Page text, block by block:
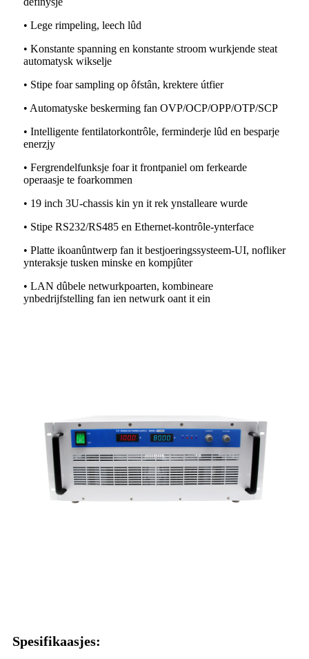
• Lege rimpeling, leech lûd
• Konstante spanning en konstante stroom wurkjende steat
automatysk wikselje
• Stipe foar sampling op ôfstân, krektere útfier
• Automatyske beskerming fan OVP/OCP/OPP/OTP/SCP
• Intelligente fentilatorkontrôle, ferminderje lûd en besparje
enerzjy
• Fergrendelfunksje foar it frontpaniel om ferkearde
operaasje te foarkommen
• 19 inch 3U-chassis kin yn it rek ynstalleare wurde
• Stipe RS232/RS485 en Ethernet-kontrôle-ynterface
• Platte ikoanûntwerp fan it bestjoeringssysteem-UI, nofliker
ynteraksje tusken minske en kompjûter
• LAN dûbele netwurkpoarten, kombineare
ynbedrijfstelling fan ien netwurk oant it ein
Spesifikaasjes: